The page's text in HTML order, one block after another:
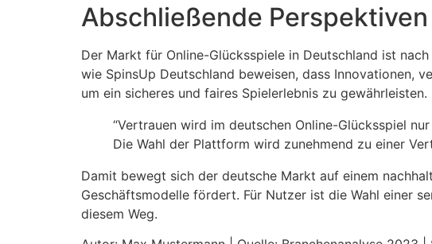
Abschließende Perspektiven
Der Markt für Online-Glücksspiele in Deutschland ist
wie SpinsUp Deutschland beweisen, dass Innovationen,
um ein sicheres und faires Spielerlebnis zu gewährleisten.
“Vertrauen wird im deutschen Online-Glücksspiel
Die Wahl der Plattform wird zunehmend zu einer
Damit bewegt sich der deutsche Markt auf einem
Geschäftsmodelle fördert. Für Nutzer ist die Wahl einer
diesem Weg.